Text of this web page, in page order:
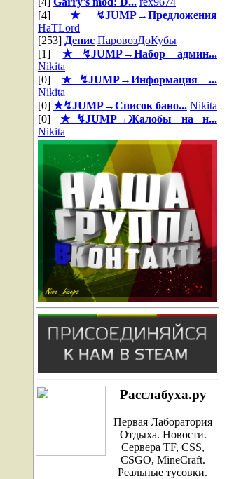
[4] ★↯JUMP→Предложения
HaTLord
[253] Денис ПаровозДоКубы
[1]★↯JUMP→Набор админ...
Nikita
[0] ★↯JUMP→Информация ...
Nikita
[0] ★↯JUMP→Список бано... Nikita
[0] ★↯JUMP→Жалобы на н...
Nikita
Расслабуха.ру
Первая Лаборатория
Отдыха. Новости.
Сервера TF, CSS,
CSGO, MineCraft.
Реальные тусовки.